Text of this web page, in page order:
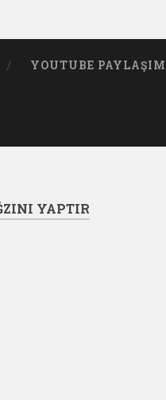
YOUTUBE
YAPTIR